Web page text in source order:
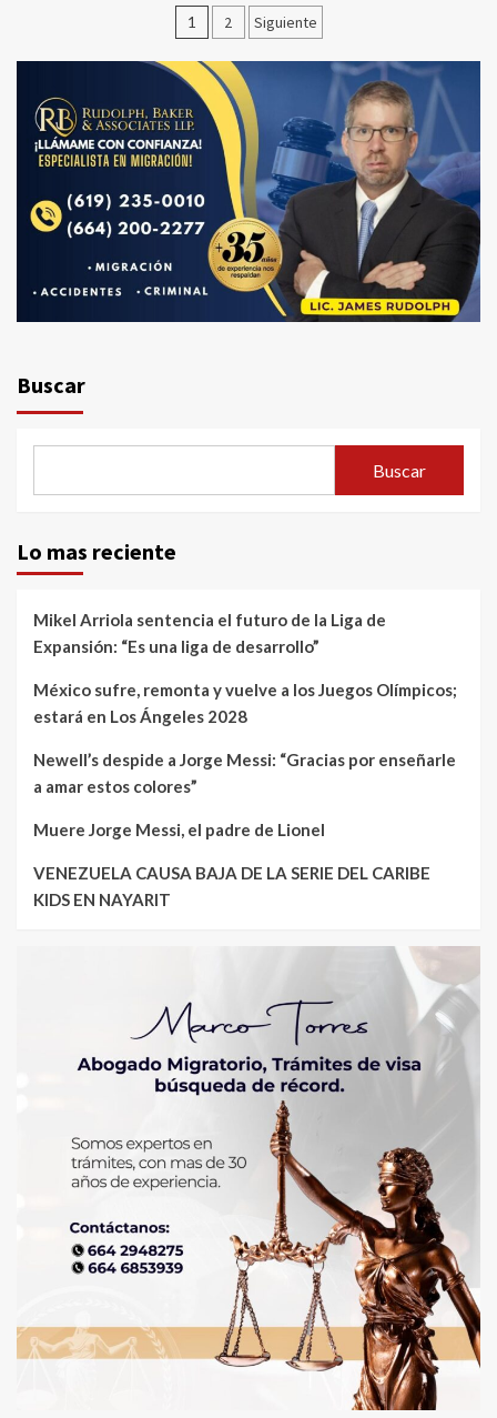
Paginación
de
entradas
1 2 Siguiente
Buscar
Buscar
Lo mas reciente
Mikel Arriola sentencia el futuro de la Liga de
Expansión: “Es una liga de desarrollo”
México sufre, remonta y vuelve a los Juegos Olímpicos;
estará en Los Ángeles 2028
Newell’s despide a Jorge Messi: “Gracias por enseñarle
a amar estos colores”
Muere Jorge Messi, el padre de Lionel
VENEZUELA CAUSA BAJA DE LA SERIE DEL CARIBE
KIDS EN NAYARIT